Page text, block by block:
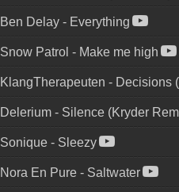
Ben Delay - Everything
Snow Patrol - Make me high
KlangTherapeuten - Decisions
Delerium - Silence (Kryder
Sonique - Sleezy
Nora En Pure - Saltwater